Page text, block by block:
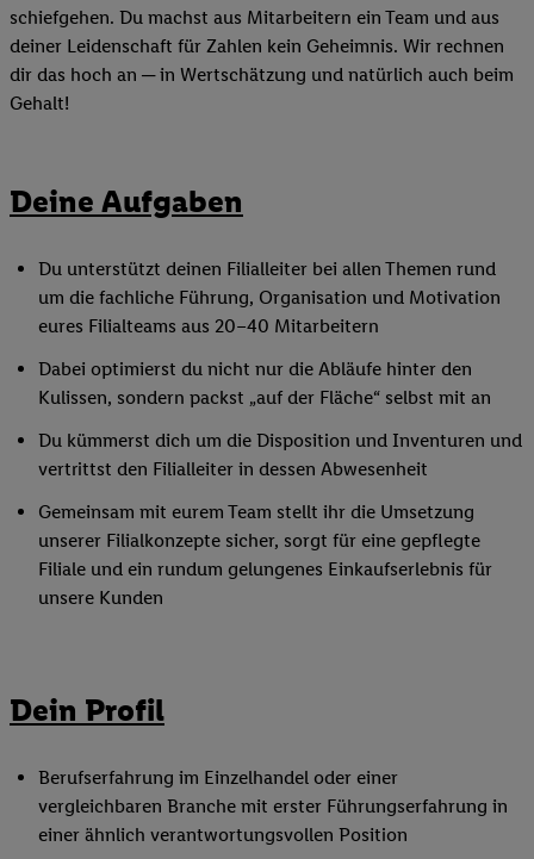
schiefgehen. Du machst aus Mitarbeitern ein Team und aus
deiner Leidenschaft für Zahlen kein Geheimnis. Wir rechnen
dir das hoch an ─ in Wertschätzung und natürlich auch beim
Gehalt!
Deine Aufgaben
Du unterstützt deinen Filialleiter bei allen Themen rund
um die fachliche Führung, Organisation und Motivation
eures Filialteams aus 20–40 Mitarbeitern
Dabei optimierst du nicht nur die Abläufe hinter den
Kulissen, sondern packst „auf der Fläche“ selbst mit an
Du kümmerst dich um die Disposition und Inventuren und
vertrittst den Filialleiter in dessen Abwesenheit
Gemeinsam mit eurem Team stellt ihr die Umsetzung
unserer Filialkonzepte sicher, sorgt für eine gepflegte
Filiale und ein rundum gelungenes Einkaufserlebnis für
unsere Kunden
Dein Profil
Berufserfahrung im Einzelhandel oder einer
vergleichbaren Branche mit erster Führungserfahrung in
einer ähnlich verantwortungsvollen Position